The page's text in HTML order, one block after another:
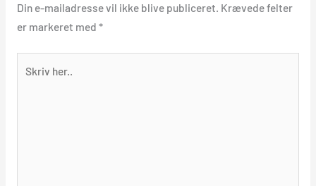
Din e-mailadresse vil ikke blive publiceret. Krævede felter
er markeret med *